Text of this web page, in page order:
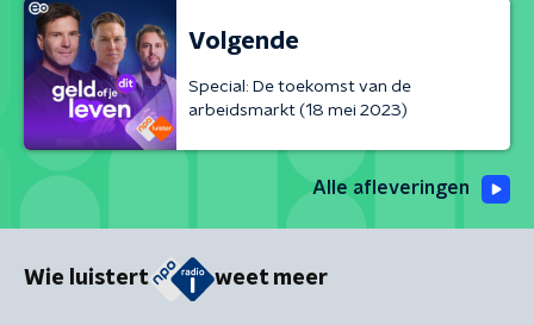
Volgende
Special: De toekomst van de
arbeidsmarkt (18 mei 2023)
Alle afleveringen
Wie luistert weet meer